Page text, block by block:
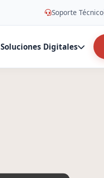
Soporte Técnico
Soluciones Digitales